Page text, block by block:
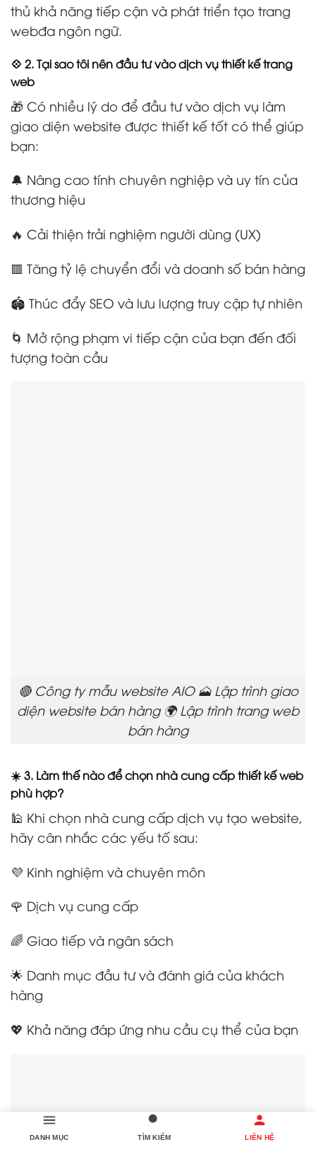
thủ khả năng tiếp cận và phát triển tạo trang
webđa ngôn ngữ.
💠 2. Tại sao tôi nên đầu tư vào dịch vụ thiết kế trang
web
🎁 Có nhiều lý do để đầu tư vào dịch vụ làm
giao diện website được thiết kế tốt có thể giúp
bạn:
🔔 Nâng cao tính chuyên nghiệp và uy tín của
thương hiệu
🔥 Cải thiện trải nghiệm người dùng (UX)
🟥 Tăng tỷ lệ chuyển đổi và doanh số bán hàng
🏟️ Thúc đẩy SEO và lưu lượng truy cập tự nhiên
🌀 Mở rộng phạm vi tiếp cận của bạn đến đối
tượng toàn cầu
🔴 Công ty mẫu website AIO 🗻 Lập trình giao
diện website bán hàng 🌍 Lập trình trang web
bán hàng
☀️ 3. Làm thế nào để chọn nhà cung cấp thiết kế web
phù hợp?
🕌 Khi chọn nhà cung cấp dịch vụ tạo website,
hãy cân nhắc các yếu tố sau:
💜 Kinh nghiệm và chuyên môn
🌹 Dịch vụ cung cấp
🌈 Giao tiếp và ngân sách
🌟 Danh mục đầu tư và đánh giá của khách
hàng
💖 Khả năng đáp ứng nhu cầu cụ thể của bạn
DANH MỤC TÌM KIẾM LIÊN HỆ